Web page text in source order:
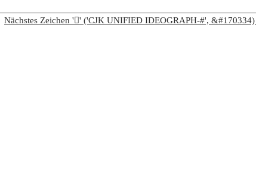
Nächstes Zeichen '𩥞' ('CJK UNIFIED IDEOGRAPH-#', &#170334)